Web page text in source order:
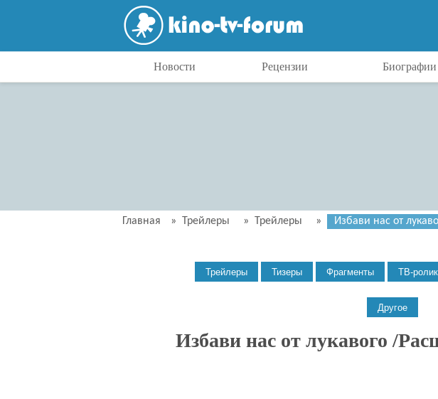
Новости Рецензии Биографии
Главная » Трейлеры » Трейлеры » Избави нас от
Избави нас от лукавого /